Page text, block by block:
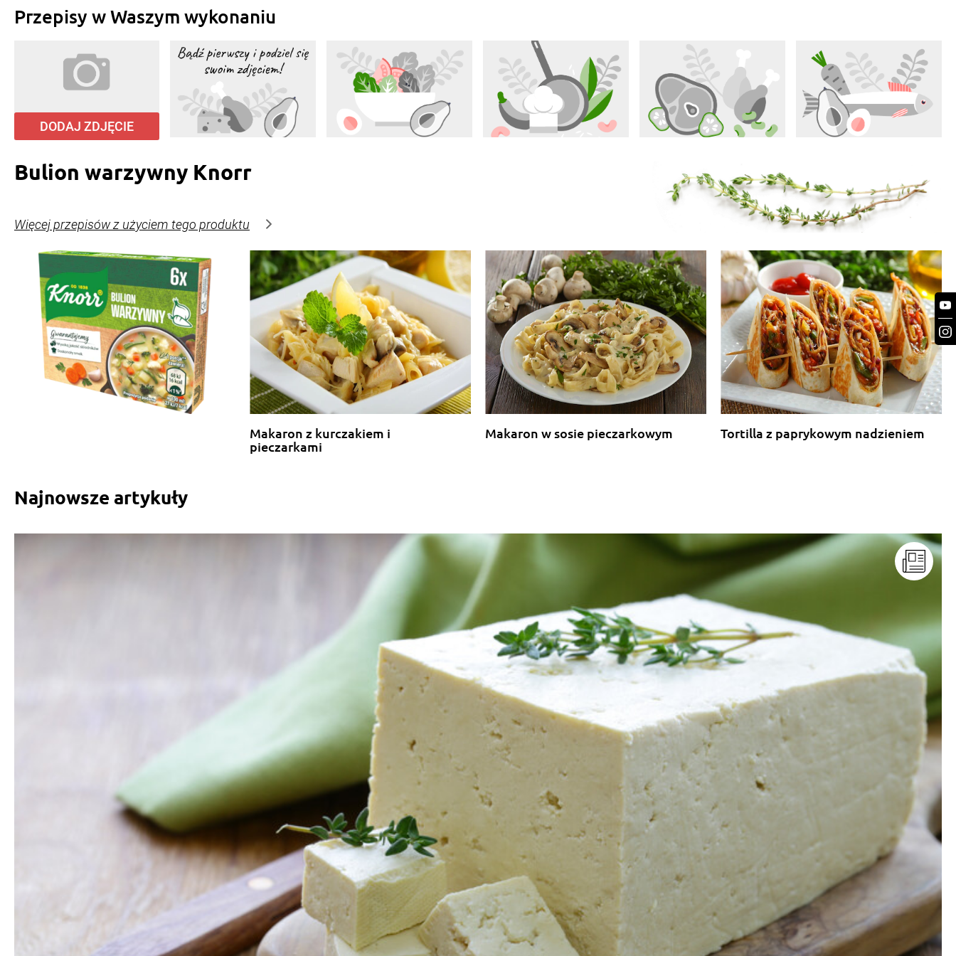
Przepisy w Waszym wykonaniu
DODAJ ZDJĘCIE
Bulion warzywny Knorr
Więcej przepisów z użyciem tego produktu
Makaron z kurczakiem i
pieczarkami
Makaron w sosie pieczarkowym Tortilla z paprykowym nadzieniem
Najnowsze artykuły